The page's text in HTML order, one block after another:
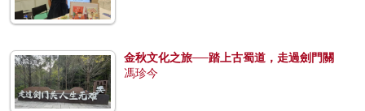
金秋文化之旅──踏上古蜀道，走過劍門關
馮珍今